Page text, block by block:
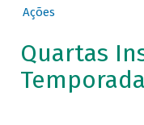
Ações
Quartas